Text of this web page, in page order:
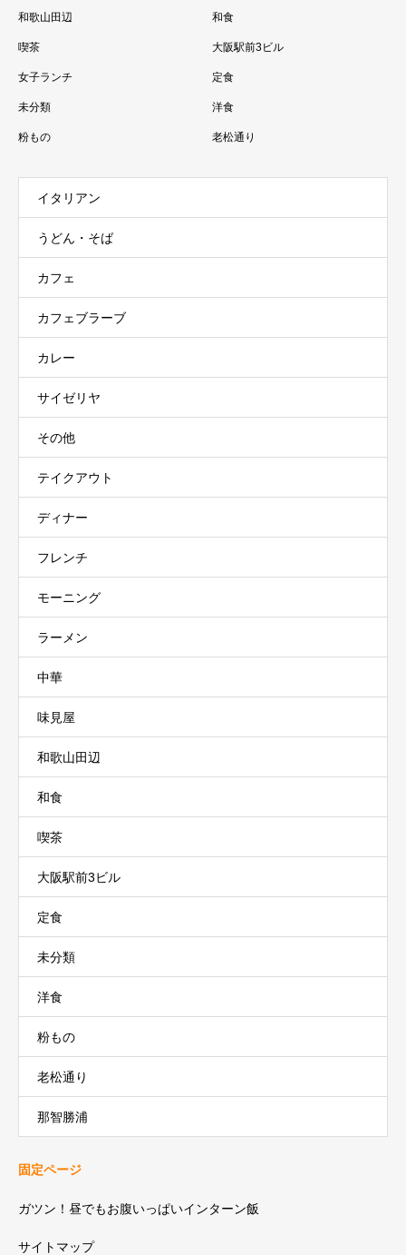
和歌山田辺 和食
喫茶 大阪駅前3ビル
女子ランチ 定食
未分類 洋食
粉もの 老松通り
イタリアン
うどん・そば
カフェ
カフェブラーブ
カレー
サイゼリヤ
その他
テイクアウト
ディナー
フレンチ
モーニング
ラーメン
中華
味見屋
和歌山田辺
和食
喫茶
大阪駅前3ビル
定食
未分類
洋食
粉もの
老松通り
那智勝浦
固定ページ
ガツン！昼でもお腹いっぱいインターン飯
サイトマップ